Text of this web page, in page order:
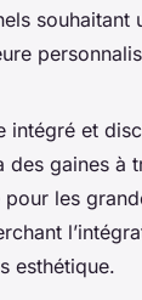
souhaitant
intégré et
des gaines à
les
esthétique.